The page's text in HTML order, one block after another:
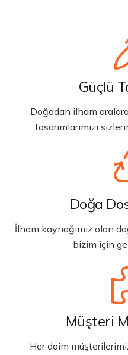
Güçlü
Doğadan ilham
tasarımlarımızı
Doğa
İlham kaynağımız olan
bizim için
Müşteri
Her daim